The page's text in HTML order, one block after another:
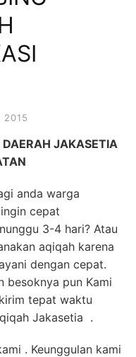
2015
JAKASETIA
anda warga
cepat
3-4 hari? Atau
aqiqah karena
dengan cepat.
besoknya pun Kami
tepat waktu
Jakasetia .
. Keunggulan kami